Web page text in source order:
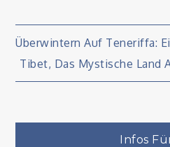
Überwintern Auf Teneriffa:
Tibet, Das Mystische Land
Infos